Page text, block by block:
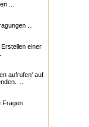
...
...
einer
aufrufen' auf
...
Fragen